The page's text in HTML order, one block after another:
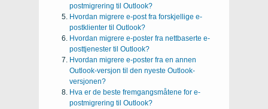
postmigrering til Outlook?
Hvordan migrere e-post fra forskjellige e-
postklienter til Outlook?
Hvordan migrere e-poster fra nettbaserte e-
posttjenester til Outlook?
Hvordan migrere e-poster fra en annen
Outlook-versjon til den nyeste Outlook-
versjonen?
Hva er de beste fremgangsmåtene for e-
postmigrering til Outlook?